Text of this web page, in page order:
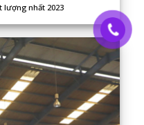
lượng nhất 2023